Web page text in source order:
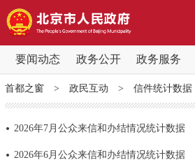
要闻动态 政务公开 政务服务
要闻动态
党中央精神 国务院信息
北京要闻 会议信息
首都之窗> 政民互动 > 信件统计数据
2026年7月公众来信和办结情况统计数据
2026年6月公众来信和办结情况统计数据